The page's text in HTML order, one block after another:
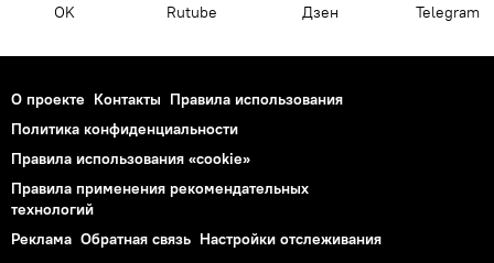
OK Rutube Дзен Telegram
О проекте Контакты Правила использования
Политика конфиденциальности
Правила использования «cookie»
Правила применения рекомендательных
технологий
Реклама Обратная связь Настройки отслеживания